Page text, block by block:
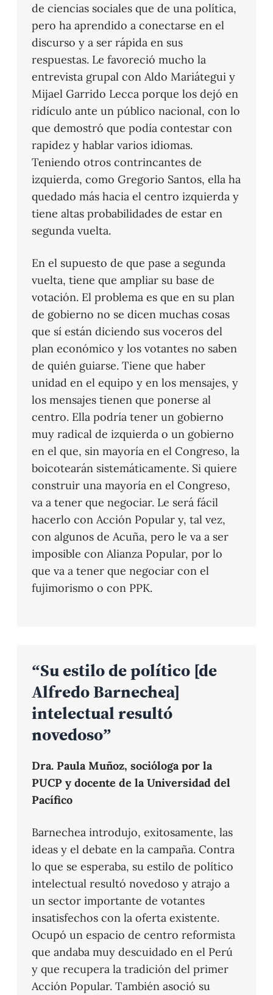
de ciencias sociales que de una política,
pero ha aprendido a conectarse en el
discurso y a ser rápida en sus
respuestas. Le favoreció mucho la
entrevista grupal con Aldo Mariátegui y
Mijael Garrido Lecca porque los dejó en
ridículo ante un público nacional, con lo
que demostró que podía contestar con
rapidez y hablar varios idiomas.
Teniendo otros contrincantes de
izquierda, como Gregorio Santos, ella ha
quedado más hacia el centro izquierda y
tiene altas probabilidades de estar en
segunda vuelta.
En el supuesto de que pase a segunda
vuelta, tiene que ampliar su base de
votación. El problema es que en su plan
de gobierno no se dicen muchas cosas
que sí están diciendo sus voceros del
plan económico y los votantes no saben
de quién guiarse. Tiene que haber
unidad en el equipo y en los mensajes, y
los mensajes tienen que ponerse al
centro. Ella podría tener un gobierno
muy radical de izquierda o un gobierno
en el que, sin mayoría en el Congreso, la
boicotearán sistemáticamente. Si quiere
construir una mayoría en el Congreso,
va a tener que negociar. Le será fácil
hacerlo con Acción Popular y, tal vez,
con algunos de Acuña, pero le va a ser
imposible con Alianza Popular, por lo
que va a tener que negociar con el
fujimorismo o con PPK.
“Su estilo de político [de
Alfredo Barnechea]
intelectual resultó
novedoso”
Dra. Paula Muñoz, socióloga por la
PUCP y docente de la Universidad del
Pacífico
Barnechea introdujo, exitosamente, las
ideas y el debate en la campaña. Contra
lo que se esperaba, su estilo de político
intelectual resultó novedoso y atrajo a
un sector importante de votantes
insatisfechos con la oferta existente.
Ocupó un espacio de centro reformista
que andaba muy descuidado en el Perú
y que recupera la tradición del primer
Acción Popular. También asoció su